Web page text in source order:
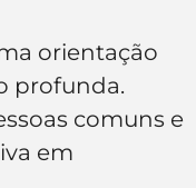
orientação
profunda.
comuns e
em